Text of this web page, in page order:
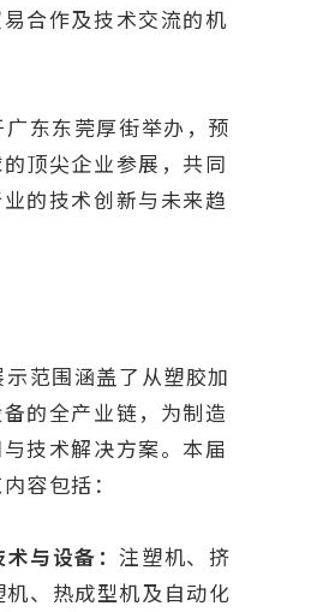
合作及技术交流的机
东东莞厚街举办，预
顶尖企业参展，共同
的技术创新与未来趋
范围涵盖了从塑胶加
的全产业链，为制造
技术解决方案。本届
容包括：
术与设备：注塑机、挤
机、热成型机及自动化